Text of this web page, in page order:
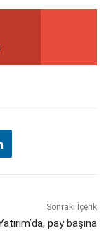
Sonraki İçerik
pay başına